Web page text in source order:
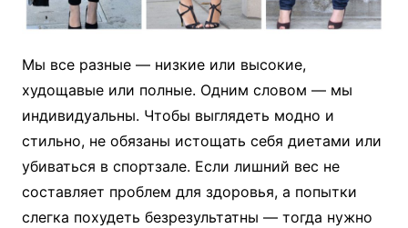
Мы все разные — низкие или высокие,
худощавые или полные. Одним словом — мы
индивидуальны. Чтобы выглядеть модно и
стильно, не обязаны истощать себя диетами или
убиваться в спортзале. Если лишний вес не
составляет проблем для здоровья, а попытки
слегка похудеть безрезультатны — тогда нужно